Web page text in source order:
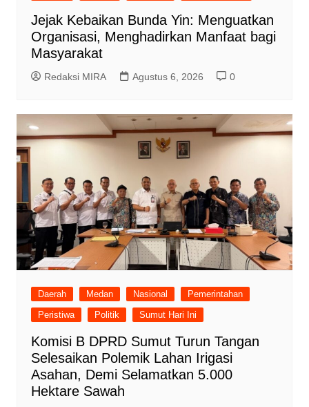
Jejak Kebaikan Bunda Yin: Menguatkan
Organisasi, Menghadirkan Manfaat bagi
Masyarakat
Redaksi MIRA Agustus 6, 2026 0
Daerah Medan Nasional
Pemerintahan
Peristiwa
Politik Sumut Hari Ini
Komisi B DPRD Sumut Turun Tangan
Selesaikan Polemik Lahan Irigasi
Asahan, Demi Selamatkan 5.000
Hektare Sawah